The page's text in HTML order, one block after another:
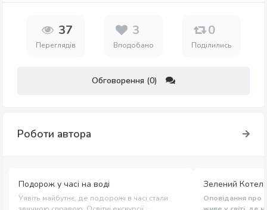
37
Переглядів
3
Вподобано
0
Поділились
Обговорення (0)
Роботи автора
Подорож у часі на воді
Уявіть майбутнє, де подорожі в часі стали
Зелений Котел
Оповідання про